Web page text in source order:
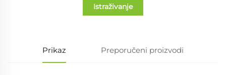
Istraživanje
Prikaz Preporučeni proizvodi